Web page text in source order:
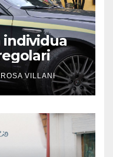
individua
VILLANI